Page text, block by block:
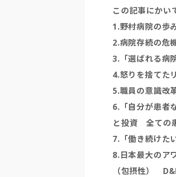
この記事にかい
1.野村病院の歩
2.病院存続の危
3.「選ばれる病
4.怒りを捨てた
5.職員の意識改
6.「自分が患者
と投資 全ての
7.「働き続けた
8.日本最大のア
（包摂性）